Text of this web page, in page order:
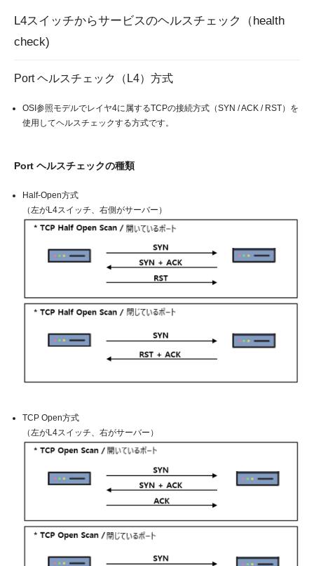
L4スイッチからサービスのヘルスチェック（health
check)
Port ヘルスチェック（L4）方式
OSI参照モデルでレイヤ4に属するTCPの接続方式（SYN / ACK / RST）を
使用してヘルスチェックする方式です。
Port ヘルスチェックの種類
Half-Open方式
（左がL4スイッチ、右側がサーバー）
TCP Open方式
（左がL4スイッチ、右がサーバー）